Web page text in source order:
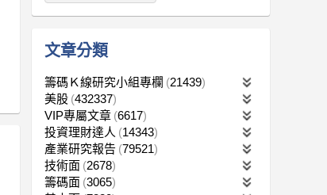
文章分類
籌碼Ｋ線研究小組專欄
21439
美股 432337
VIP專屬文章 6617
投資理財達人
14343
產業研究報告 79521
技術面 2678
籌碼面 3065